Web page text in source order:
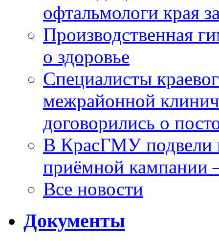
офтальмологи края
Производственная
о здоровье
Специалисты
межрайонной
договорились о
В КрасГМУ подвели
приёмной кампании
Все новости
Документы